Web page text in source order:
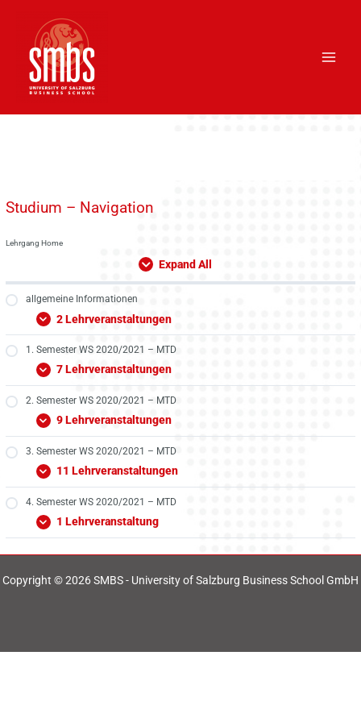
content
Studium – Navigation
Lehrgang Home
Expand All
allgemeine Informationen
2 Lehrveranstaltungen
1. Semester WS 2020/2021 – MTD
7 Lehrveranstaltungen
2. Semester WS 2020/2021 – MTD
9 Lehrveranstaltungen
3. Semester WS 2020/2021 – MTD
11 Lehrveranstaltungen
4. Semester WS 2020/2021 – MTD
1 Lehrveranstaltung
Copyright © 2026 SMBS - University of Salzburg Business School GmbH